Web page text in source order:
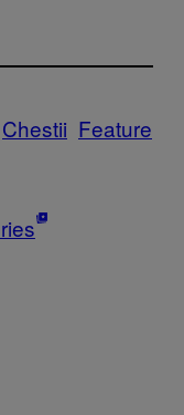
Chestii Feature